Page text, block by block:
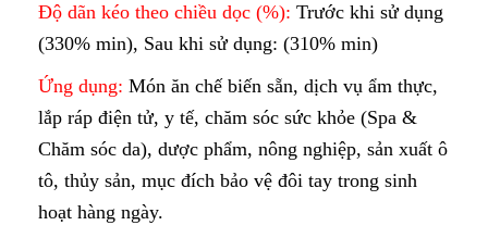
Độ dãn kéo theo chiều dọc (%): Trước khi sử dụng
(330% min), Sau khi sử dụng: (310% min)
Ứng dụng: Món ăn chế biến sẵn, dịch vụ ẩm thực,
lắp ráp điện tử, y tế, chăm sóc sức khỏe (Spa &
Chăm sóc da), dược phẩm, nông nghiệp, sản xuất ô
tô, thủy sản, mục đích bảo vệ đôi tay trong sinh
hoạt hàng ngày.